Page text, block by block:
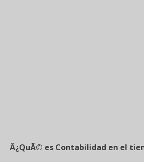
Â¿QuÃ© es Contabilidad en el